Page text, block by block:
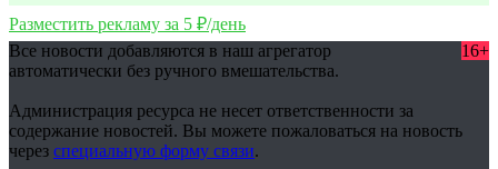
Разместить рекламу за 5 ₽/день
Все новости добавляются в наш агрегатор
автоматически без ручного вмешательства.
16+
Администрация ресурса не несет ответственности за
содержание новостей. Вы можете пожаловаться на новость
через специальную форму связи.